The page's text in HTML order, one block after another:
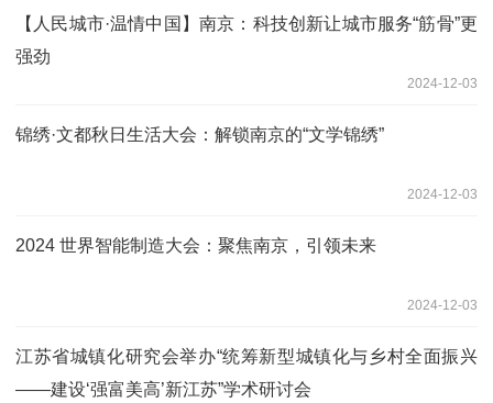
【人民城市·温情中国】南京：科技创新让城市服务“筋骨”更
强劲
2024-12-03
锦绣·文都秋日生活大会：解锁南京的“文学锦绣”
2024-12-03
2024 世界智能制造大会：聚焦南京，引领未来
2024-12-03
江苏省城镇化研究会举办“统筹新型城镇化与乡村全面振兴
——建设‘强富美高’新江苏”学术研讨会